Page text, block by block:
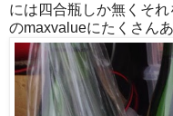
には四合瓶しか無くそ
のmaxvalueにたくさん